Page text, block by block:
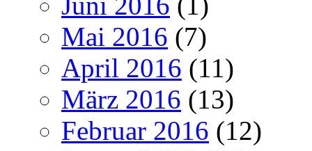
Mai 2016 (7)
April 2016 (11)
März 2016 (13)
Februar 2016 (12)